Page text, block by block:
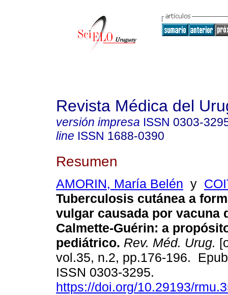
Revista Médica del
versión impresa ISSN 0303-
line ISSN 1688-0390
Resumen
AMORIN, María Belén y
Tuberculosis cutánea a
vulgar causada por vacuna
Calmette-Guérin: a
pediátrico. Rev. Méd. Urug.
vol.35, n.2, pp.176-196.
ISSN 0303-3295.
https://doi.org/10.29193/